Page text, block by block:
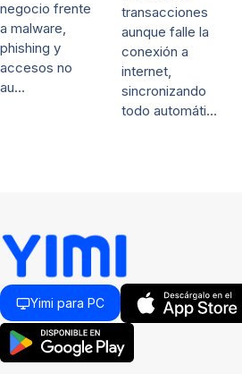
negocio frente
a malware,
phishing y
accesos no
au…
transacciones
aunque falle la
conexión a
internet,
sincronizando
todo automáti…
Yimi para PC